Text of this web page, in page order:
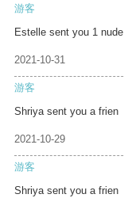
游客
Estelle sent you 1 nude
2021-10-31
游客
Shriya sent you a frien
2021-10-29
游客
Shriya sent you a frien